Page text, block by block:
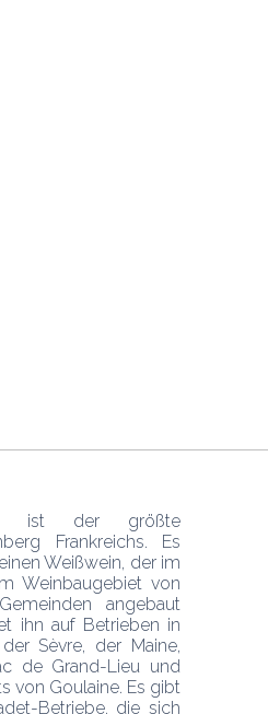
ist der größte
Frankreichs. Es
Weißwein, der im
Weinbaugebiet von
angebaut
ihn auf Betrieben in
Sèvre, der Maine,
de Grand-Lieu und
von Goulaine. Es gibt
Betriebe, die sich